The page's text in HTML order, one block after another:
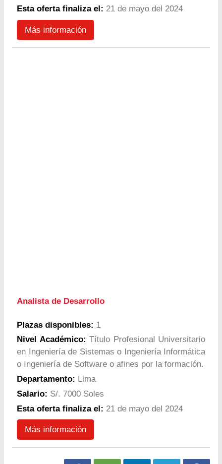
Esta oferta finaliza el: 21 de mayo del 2024
Más información
Analista de Desarrollo
Plazas disponibles: 1
Nivel Académico: Título Profesional Universitario
en Ingeniería de Sistemas o Ingeniería Informática
o Ingeniería de Software o afines por la formación.
Departamento: Lima
Salario: S/. 7000 Soles
Esta oferta finaliza el: 21 de mayo del 2024
Más información